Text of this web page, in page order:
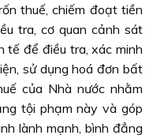
thuế, chiếm đoạt tiền
tra, cơ quan cảnh sát
tế để điều tra, xác minh
sử dụng hoá đơn bất
của Nhà nước nhằm
tội phạm này và góp
lành mạnh, bình đẳng